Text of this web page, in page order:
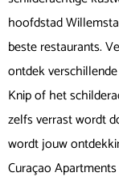
hoofdstad
beste restaurants.
ontdek
Knip of het
zelfs verrast wordt
wordt jouw
Curaçao